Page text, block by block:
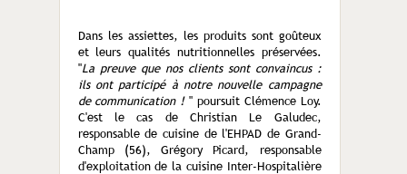
Dans les assiettes, les produits sont goûteux
et leurs qualités nutritionnelles préservées.
"La preuve que nos clients sont convaincus :
ils ont participé à notre nouvelle campagne
de communication !" poursuit Clémence Loy.
C'est le cas de Christian Le Galudec,
responsable de cuisine de l'EHPAD de Grand-
Champ (56), Grégory Picard, responsable
d'exploitation de la cuisine Inter-Hospitalière